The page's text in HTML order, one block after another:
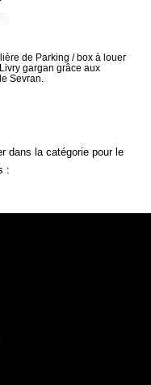
de Parking / box à louer
gargan grâce aux
Sevran.
dans la catégorie pour le
: